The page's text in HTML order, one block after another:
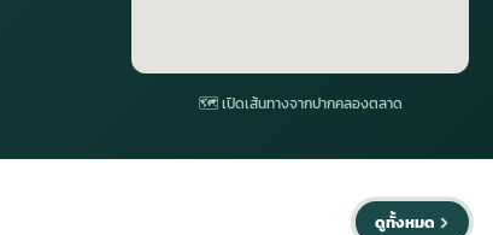
🗺 เปิดเส้นทางจากปากคลองตลาด
ดูทั้งหมด